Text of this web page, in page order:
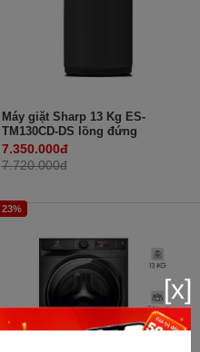
Máy giặt Sharp 13 Kg ES-
TM130CD-DS lồng đứng
7.350.000đ
7.720.000đ
23%
[x]